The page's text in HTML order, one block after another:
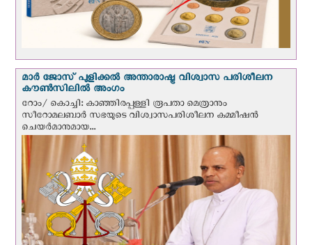
മാർ ജോസ് പുളിക്കൽ അന്താരാഷ്ട്ര വിശ്വാസ പരിശീലന
കൗൺസിലിൽ അംഗം
റോം/ കൊച്ചി: കാഞ്ഞിരപ്പള്ളി രൂപതാ മെത്രാനും
സീറോമലബാർ സഭയുടെ വിശ്വാസപരിശീലന കമ്മീഷൻ
ചെയർമാനുമായ...